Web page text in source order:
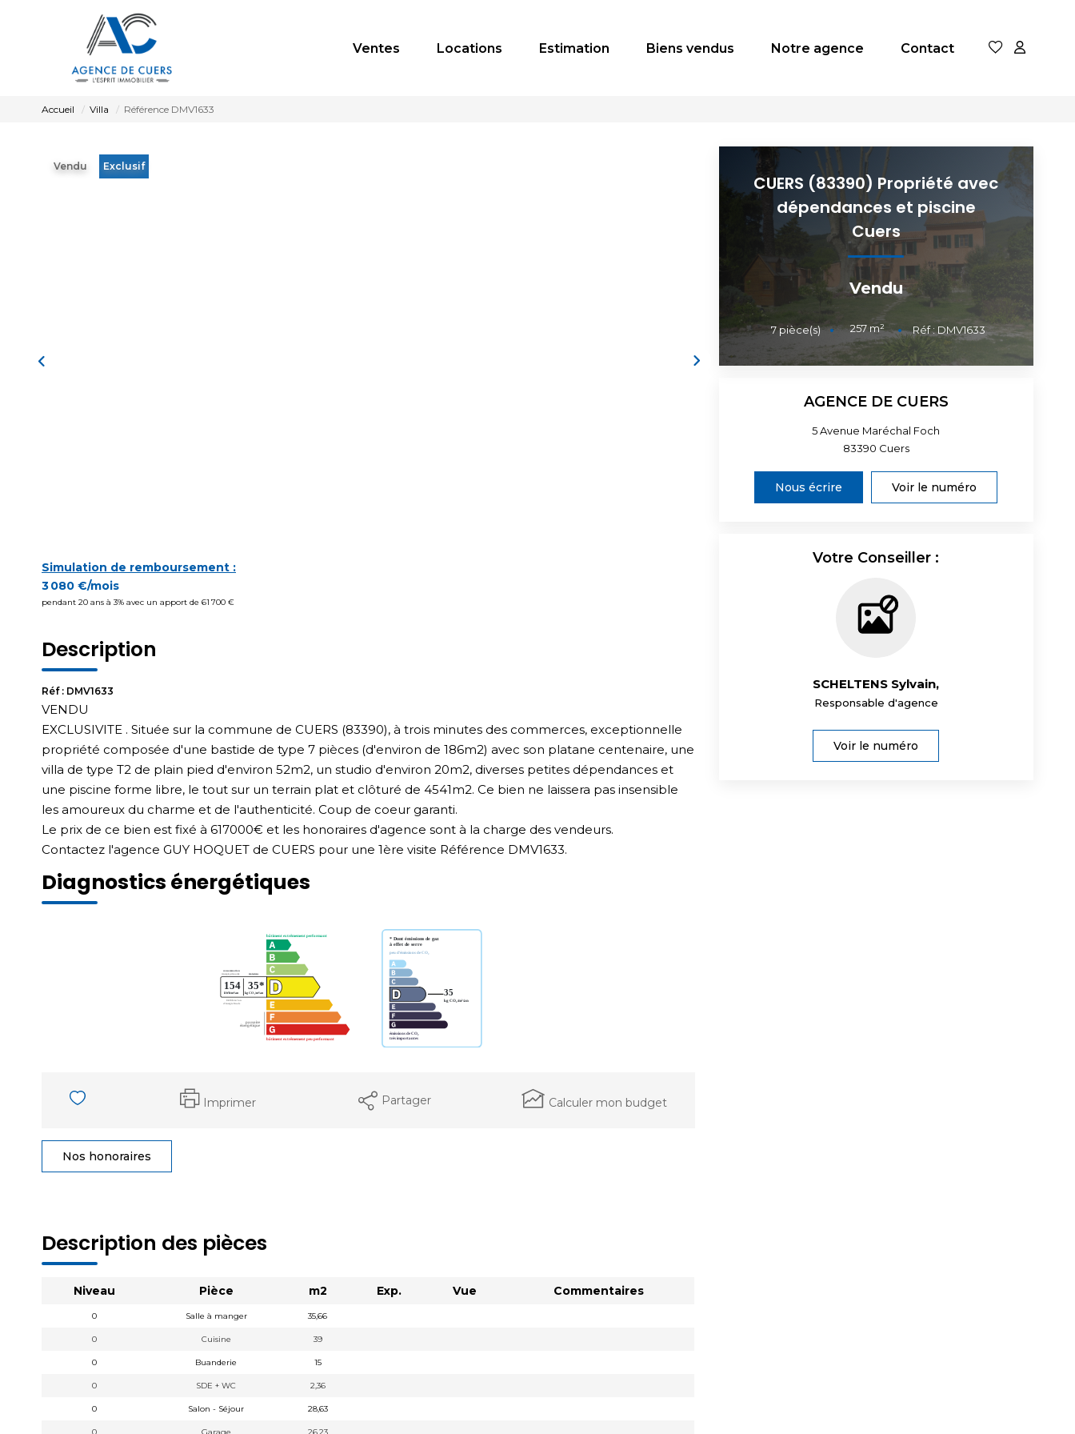
Ventes Locations Estimation Biens vendus Notre agence Contact
Accueil Villa Référence DMV1633
Vendu Exclusif
Simulation de remboursement :
3 080 €/mois
pendant 20 ans à 3% avec un apport de 61 700 €
Description
Réf : DMV1633
VENDU
EXCLUSIVITE . Située sur la commune de CUERS (83390), à trois minutes des commerces, exceptionnelle
propriété composée d'une bastide de type 7 pièces (d'environ de 186m2) avec son platane centenaire, une
villa de type T2 de plain pied d'environ 52m2, un studio d'environ 20m2, diverses petites dépendances et
une piscine forme libre, le tout sur un terrain plat et clôturé de 4541m2. Ce bien ne laissera pas insensible
les amoureux du charme et de l'authenticité. Coup de coeur garanti.
Le prix de ce bien est fixé à 617000€ et les honoraires d'agence sont à la charge des vendeurs.
Contactez l'agence GUY HOQUET de CUERS pour une 1ère visite Référence DMV1633.
Diagnostics énergétiques
Imprimer Partager Calculer mon budget
Nos honoraires
Description des pièces
Niveau Pièce m2 Exp. Vue Commentaires
0 Salle à manger 35,66
0 Cuisine 39
0 Buanderie 15
0 SDE + WC 2,36
0 Salon - Séjour 28,63
CUERS (83390) Propriété avec
dépendances et piscine
Cuers
Vendu
7pièce(s) 257m² Réf :DMV1633
AGENCE DE CUERS
5 Avenue Maréchal Foch
83390 Cuers
Nous écrire Voir le numéro
Votre Conseiller :
SCHELTENS Sylvain,
Responsable d'agence
Voir le numéro